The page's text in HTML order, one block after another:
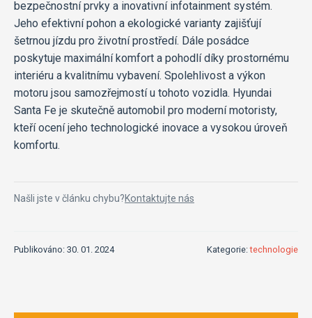
bezpečnostní prvky a inovativní infotainment systém.
Jeho efektivní pohon a ekologické varianty zajišťují
šetrnou jízdu pro životní prostředí. Dále posádce
poskytuje maximální komfort a pohodlí díky prostornému
interiéru a kvalitnímu vybavení. Spolehlivost a výkon
motoru jsou samozřejmostí u tohoto vozidla. Hyundai
Santa Fe je skutečně automobil pro moderní motoristy,
kteří ocení jeho technologické inovace a vysokou úroveň
komfortu.
Našli jste v článku chybu?Kontaktujte nás
Publikováno: 30. 01. 2024 Kategorie:technologie